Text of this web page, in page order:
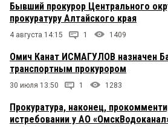
Бывший прокурор Центрального
прокуратуру Алтайского края
4 августа 14:15 1 1409
Омич Канат ИСМАГУЛОВ назначен
транспортным прокурором
30 июля 13:50 1 1283
Прокуратура, наконец,
истребовании у АО